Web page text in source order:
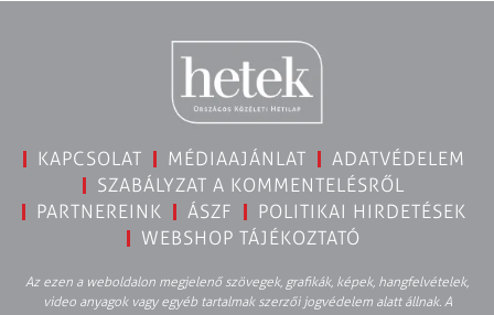
KAPCSOLAT MÉDIAAJÁNLAT
ADATVÉDELEM
SZABÁLYZAT A KOMMENTELÉSRŐL
PARTNEREINK
ÁSZF
POLITIKAI HIRDETÉSEK
WEBSHOP TÁJÉKOZTATÓ
Az ezen a weboldalon megjelenő szövegek, grafikák, képek, hangfelvételek,
video anyagok vagy egyéb tartalmak szerzői jogvédelem alatt állnak. A